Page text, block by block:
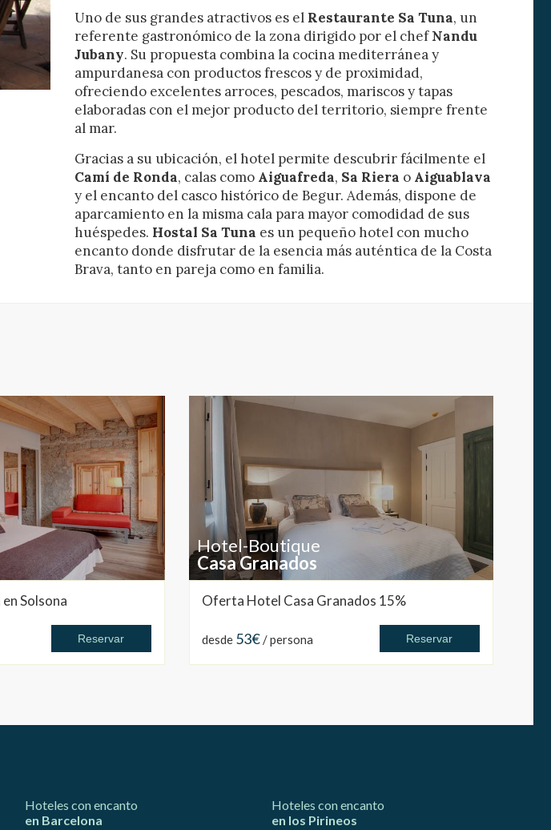
Uno de sus grandes atractivos es el Restaurante Sa Tuna, un
referente gastronómico de la zona dirigido por el chefNandu
Jubany. Su propuesta combina la cocina mediterránea y
ampurdanesa con productos frescos y de proximidad,
ofreciendo excelentes arroces, pescados, mariscos y tapas
elaboradas con el mejor producto del territorio, siempre frente
al mar.
Gracias a su ubicación, el hotel permite descubrir fácilmente el
Camí de Ronda, calas como Aiguafreda, Sa Riera o Aiguablava
y el encanto del casco histórico de Begur. Además, dispone de
aparcamiento en la misma cala para mayor comodidad de sus
huéspedes. Hostal Sa Tuna es un pequeño hotel con mucho
encanto donde disfrutar de la esencia más auténtica de la Costa
Brava, tanto en pareja como en familia.
Solsona
Reservar
Hotel-Boutique
Casa Granados
Oferta Hotel Casa Granados 15%
desde 53€/ persona Reservar
Hoteles con encanto
en Barcelona
Hoteles con encanto
en los Pirineos
información sobre las preferencias y
de la observación continuada de sus
conocer los hábitos de navegación
con el perfil de navegación del
Aceptar todas